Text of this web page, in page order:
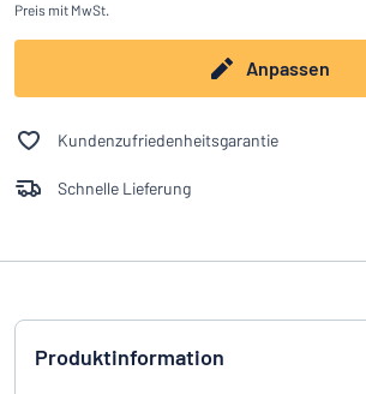
Preis mit MwSt.
Anpassen
Kundenzufriedenheitsgarantie
Schnelle Lieferung
Produktinformation